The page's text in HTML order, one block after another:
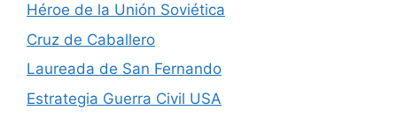
Héroe de la Unión Soviética
Cruz de Caballero
Laureada de San Fernando
Estrategia Guerra Civil USA